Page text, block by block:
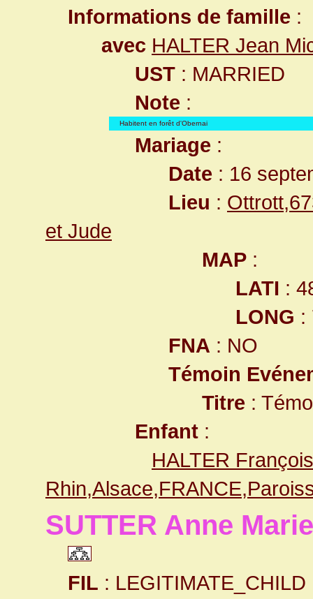
Informations de famille :
avec HALTER Jean
UST : MARRIED
Note :
Habitent en forêt d'Obernai
Mariage :
Date : 16
Lieu :
et Jude
MAP :
LATI :
LONG :
FNA : NO
Témoin
Titre :
Enfant :
HALTER
SUTTER Anne Marie
FIL : LEGITIMATE_CHILD